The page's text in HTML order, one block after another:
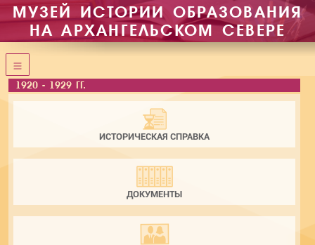
МУЗЕЙ ИСТОРИИ ОБРАЗОВАНИЯ
НА АРХАНГЕЛЬСКОМ СЕВЕРЕ
1920 - 1929 ГГ.
ИСТОРИЧЕСКАЯ СПРАВКА
ДОКУМЕНТЫ